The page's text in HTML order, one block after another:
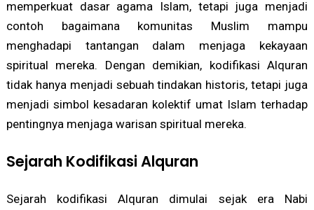
memperkuat dasar agama Islam, tetapi juga menjadi
contoh bagaimana komunitas Muslim mampu
menghadapi tantangan dalam menjaga kekayaan
spiritual mereka. Dengan demikian, kodifikasi Alquran
tidak hanya menjadi sebuah tindakan historis, tetapi juga
menjadi simbol kesadaran kolektif umat Islam terhadap
pentingnya menjaga warisan spiritual mereka.
Sejarah Kodifikasi Alquran
Sejarah kodifikasi Alquran dimulai sejak era Nabi